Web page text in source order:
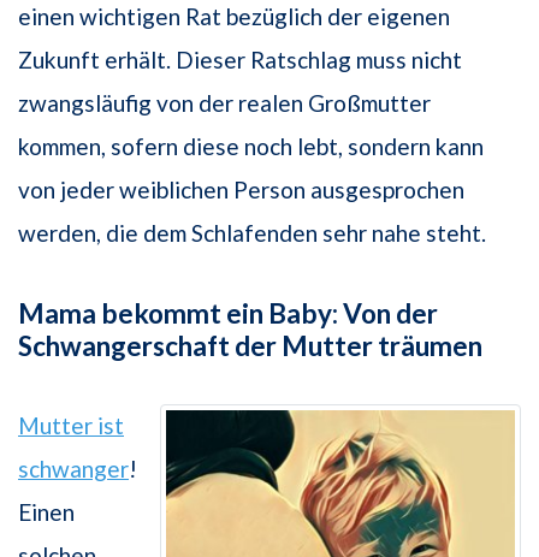
einen wichtigen Rat bezüglich der eigenen
Zukunft erhält. Dieser Ratschlag muss nicht
zwangsläufig von der realen Großmutter
kommen, sofern diese noch lebt, sondern kann
von jeder weiblichen Person ausgesprochen
werden, die dem Schlafenden sehr nahe steht.
Mama bekommt ein Baby: Von der
Schwangerschaft der Mutter träumen
Mutter ist
schwanger!
Einen